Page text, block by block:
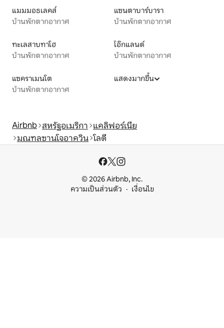
แมมมอธเลคส์
บ้านพักตากอากาศ
แซนตาบาร์บารา
บ้านพักตากอากาศ
ทะเลสาบทาโฮ
บ้านพักตากอากาศ
โอ๊กแลนด์
บ้านพักตากอากาศ
แซคราเมนโต
บ้านพักตากอากาศ
แสดงมากขึ้น
Airbnb สหรัฐอเมริกา แคลิฟอร์เนีย
มณฑลซานโจอาควิน โลดี
© 2026 Airbnb, Inc.
ความเป็นส่วนตัว
เงื่อนไข